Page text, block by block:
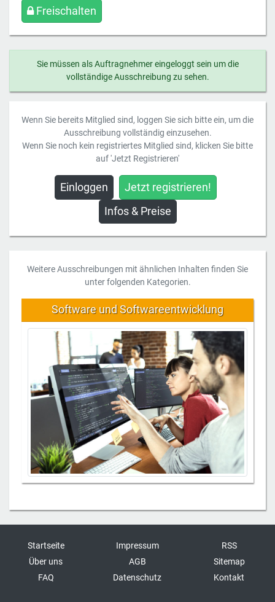
Freischalten
Sie müssen als Auftragnehmer eingeloggt sein um die
vollständige Ausschreibung zu sehen.
Wenn Sie bereits Mitglied sind, loggen Sie sich bitte ein, um die
Ausschreibung vollständig einzusehen.
Wenn Sie noch kein registriertes Mitglied sind, klicken Sie bitte
auf 'Jetzt Registrieren'
Einloggen
Jetzt registrieren!
Infos & Preise
Weitere Ausschreibungen mit ähnlichen Inhalten finden Sie
unter folgenden Kategorien.
Software und Softwareentwicklung
Startseite
Über uns
FAQ
Impressum
AGB
Datenschutz
RSS
Sitemap
Kontakt